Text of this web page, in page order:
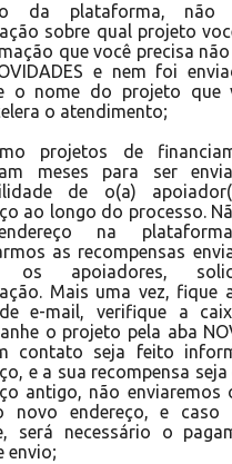
da plataforma, não
sobre qual projeto
que você precisa
e nem foi
o nome do projeto que
o atendimento;
projetos de
meses para ser
de o(a)
ao longo do processo.
na
as recompensas
os apoiadores,
Mais uma vez, fique
e-mail, verifique a
o projeto pela aba
contato seja feito
e a sua recompensa
antigo, não enviaremos
novo endereço, e caso
será necessário o
envio;